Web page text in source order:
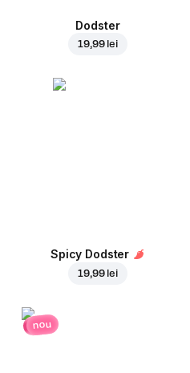
Dodster
19,99 lei
Spicy Dodster
19,99 lei
nou